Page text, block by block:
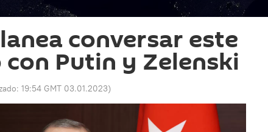
conversar este
con Putin y Zelenski
19:54 GMT 03.01.2023)